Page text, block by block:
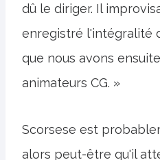
dû le diriger. Il
enregistré l'intégralité
que nous avons
animateurs CG. »
Scorsese est
alors peut-être qu'il